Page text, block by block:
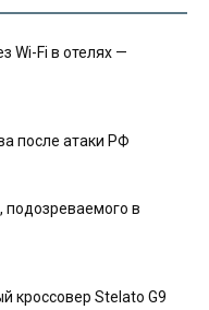
Wi-Fi в отелях —
после атаки РФ
подозреваемого в
кроссовер Stelato G9